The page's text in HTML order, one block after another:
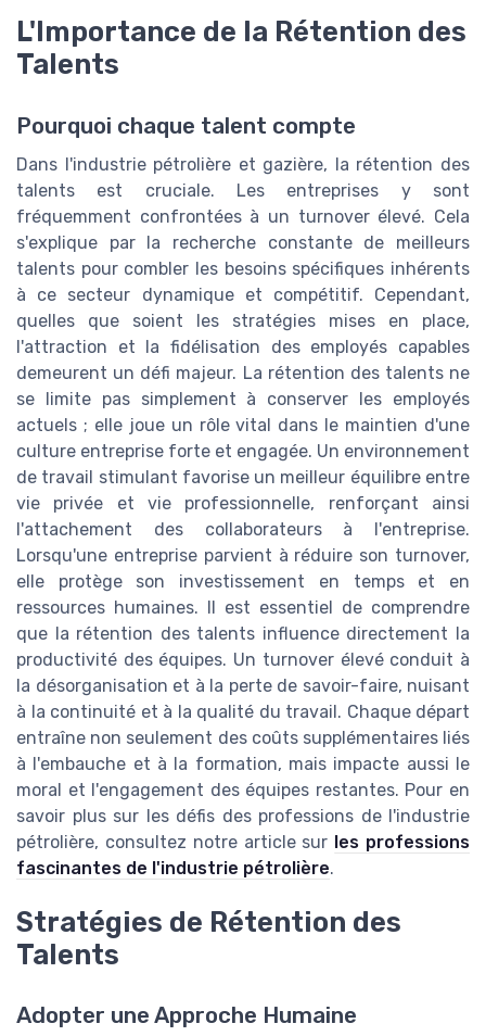
L'Importance de la Rétention des
Talents
Pourquoi chaque talent compte
Dans l'industrie pétrolière et gazière, la rétention des
talents est cruciale. Les entreprises y sont
fréquemment confrontées à un turnover élevé. Cela
s'explique par la recherche constante de meilleurs
talents pour combler les besoins spécifiques inhérents
à ce secteur dynamique et compétitif. Cependant,
quelles que soient les stratégies mises en place,
l'attraction et la fidélisation des employés capables
demeurent un défi majeur. La rétention des talents ne
se limite pas simplement à conserver les employés
actuels ; elle joue un rôle vital dans le maintien d'une
culture entreprise forte et engagée. Un environnement
de travail stimulant favorise un meilleur équilibre entre
vie privée et vie professionnelle, renforçant ainsi
l'attachement des collaborateurs à l'entreprise.
Lorsqu'une entreprise parvient à réduire son turnover,
elle protège son investissement en temps et en
ressources humaines. Il est essentiel de comprendre
que la rétention des talents influence directement la
productivité des équipes. Un turnover élevé conduit à
la désorganisation et à la perte de savoir-faire, nuisant
à la continuité et à la qualité du travail. Chaque départ
entraîne non seulement des coûts supplémentaires liés
à l'embauche et à la formation, mais impacte aussi le
moral et l'engagement des équipes restantes. Pour en
savoir plus sur les défis des professions de l'industrie
pétrolière, consultez notre article sur les professions
fascinantes de l'industrie pétrolière.
Stratégies de Rétention des
Talents
Adopter une Approche Humaine